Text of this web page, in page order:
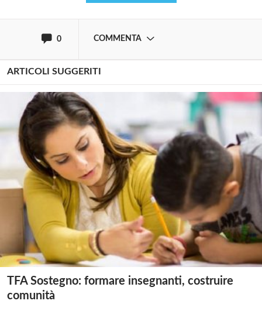
0 COMMENTA
ARTICOLI SUGGERITI
TFA Sostegno: formare insegnanti, costruire
comunità